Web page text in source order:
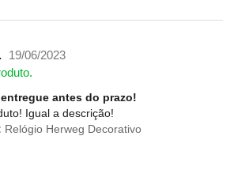
19/06/2023
antes do prazo!
Igual a descrição!
Relógio Herweg Decorativo